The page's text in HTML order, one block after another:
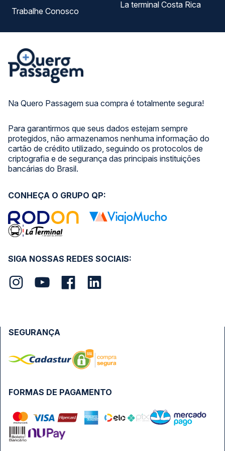
Na Quero Passagem sua compra é totalmente segura!
Para garantirmos que seus dados estejam sempre
protegidos, não armazenamos nenhuma informação do
cartão de crédito utilizado, seguindo os protocolos de
criptografia e de segurança das principais instituições
bancárias do Brasil.
Trabalhe Conosco
La terminal Costa Rica
SIGA NOSSAS REDES SOCIAIS:
CONHEÇA O GRUPO QP:
FORMAS DE PAGAMENTO
SEGURANÇA